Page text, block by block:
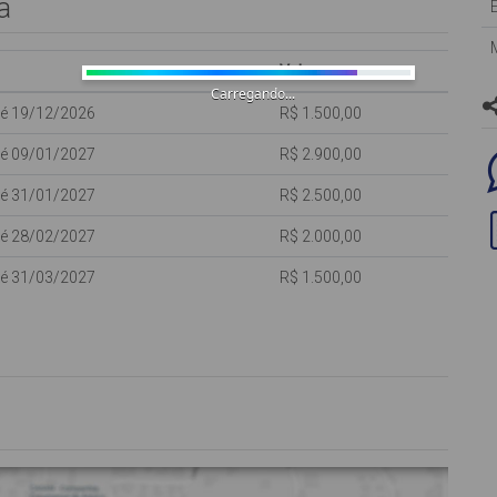
(portão eletrônico),
ferro de passar,
oferecida para os clientes como cortesia, NÃO
da capacidade máxima do imóvel, não dispomos de camas
Valor
19/12/2026 R$ 1.500,00
09/01/2027 R$ 2.900,00
31/01/2027 R$ 2.500,00
28/02/2027 R$ 2.000,00
31/03/2027 R$ 1.500,00
Carregando...